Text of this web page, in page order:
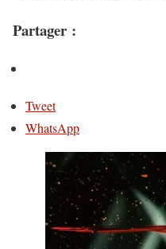
Partager :
Tweet
WhatsApp